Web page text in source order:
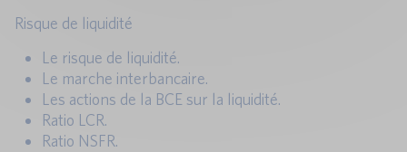
Risque de liquidité
Le risque de liquidité.
Le marche interbancaire.
Les actions de la BCE sur la liquidité.
Ratio LCR.
Ratio NSFR.